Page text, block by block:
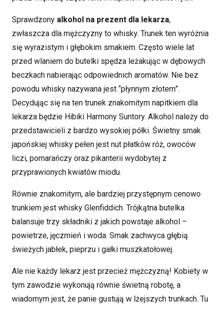
Sprawdzony alkohol na prezent dla lekarza,
zwłaszcza dla mężczyzny to whisky. Trunek ten wyróżnia
się wyrazistym i głębokim smakiem. Często wiele lat
przed wlaniem do butelki spędza leżakując w dębowych
beczkach nabierając odpowiednich aromatów. Nie bez
powodu whisky nazywana jest “płynnym złotem”.
Decydując się na ten trunek znakomitym napitkiem dla
lekarza będzie Hibiki Harmony Suntory. Alkohol należy do
przedstawicieli z bardzo wysokiej półki. Świetny smak
japońskiej whisky pełen jest nut płatków róż, owoców
liczi, pomarańczy oraz pikanterii wydobytej z
przyprawionych kwiatów miodu.
Równie znakomitym, ale bardziej przystępnym cenowo
trunkiem jest whisky Glenfiddich. Trójkątna butelka
balansuje trzy składniki z jakich powstaje alkohol –
powietrze, jęczmień i woda. Smak zachwyca głębią
świeżych jabłek, pieprzu i gałki muszkatołowej.
Ale nie każdy lekarz jest przecież mężczyzną! Kobiety w
tym zawodzie wykonują równie świetną robotę, a
wiadomym jest, że panie gustują w lżejszych trunkach. Tu